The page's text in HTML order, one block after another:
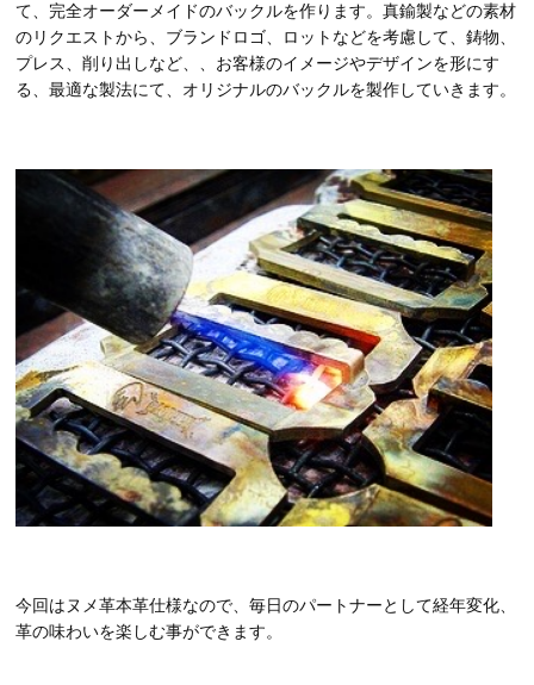
て、完全オーダーメイドのバックルを作ります。真鍮製などの素材
のリクエストから、ブランドロゴ、ロットなどを考慮して、鋳物、
プレス、削り出しなど、、お客様のイメージやデザインを形にす
る、最適な製法にて、オリジナルのバックルを製作していきます。
今回はヌメ革本革仕様なので、毎日のパートナーとして経年変化、
革の味わいを楽しむ事ができます。